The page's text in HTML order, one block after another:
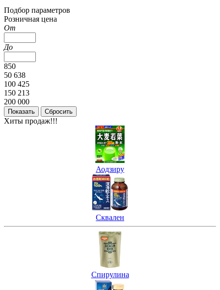
Подбор параметров
Розничная цена
От
До
850
50 638
100 425
150 213
200 000
Хиты продаж!!!
Аодзиру
Сквален
Спирулина